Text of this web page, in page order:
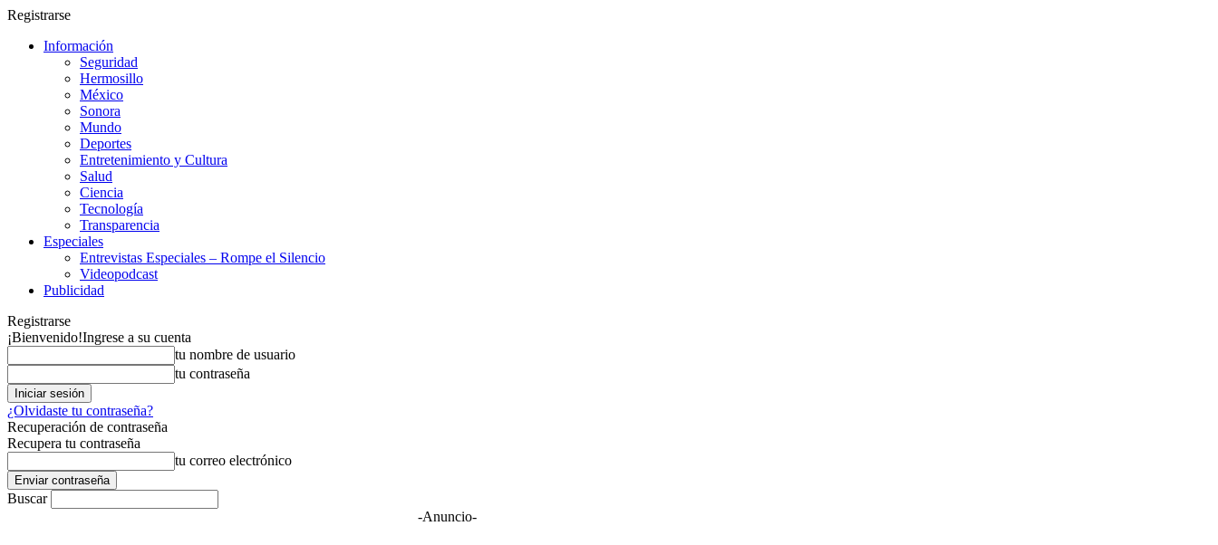
Registrarse
Información
Seguridad
Hermosillo
México
Sonora
Mundo
Deportes
Entretenimiento y Cultura
Salud
Ciencia
Tecnología
Transparencia
Especiales
Entrevistas Especiales – Rompe el Silencio
Videopodcast
Publicidad
Registrarse
¡Bienvenido!Ingrese a su cuenta
tu nombre de usuario
tu contraseña
¿Olvidaste tu contraseña?
Recuperación de contraseña
Recupera tu contraseña
tu correo electrónico
Buscar
-Anuncio-